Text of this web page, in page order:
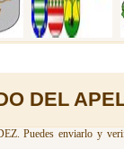
DEL
Puedes enviarlo y